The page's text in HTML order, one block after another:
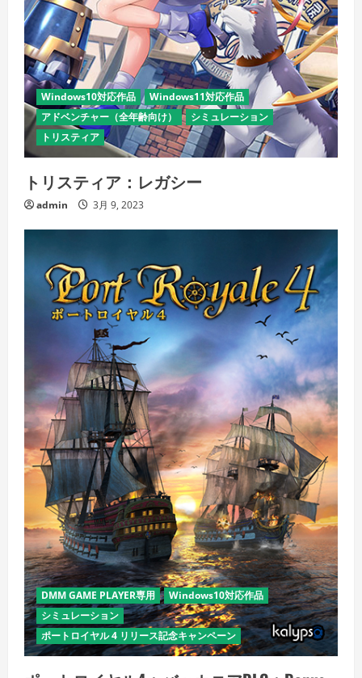
Windows10対応作品
Windows11対応作品
アドベンチャー（全年齢向け）
シミュレーション
トリスティア
トリスティア：レガシー
admin 3月 9, 2023
DMM GAME PLAYER専用
Windows10対応作品
シミュレーション
ポートロイヤル 4 リリース記念キャンペーン